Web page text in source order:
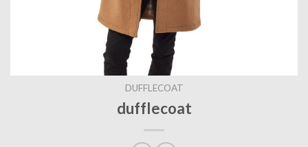
DUFFLECOAT
dufflecoat